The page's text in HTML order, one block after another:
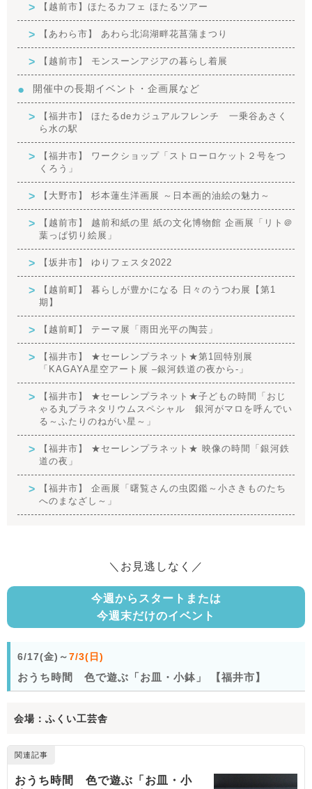
【越前市】ほたるカフェ ほたるツアー
【あわら市】 あわら北潟湖畔花菖蒲まつり
【越前市】 モンスーンアジアの暮らし着展
開催中の長期イベント・企画展など
【福井市】 ほたるdeカジュアルフレンチ 一乗谷あさく
ら水の駅
【福井市】 ワークショップ「ストローロケット２号をつ
くろう」
【大野市】 杉本蓮生洋画展 ～日本画的油絵の魅力～
【越前市】 越前和紙の里 紙の文化博物館 企画展「リト＠
葉っぱ切り絵展」
【坂井市】 ゆりフェスタ2022
【越前町】 暮らしが豊かになる 日々のうつわ展【第1
期】
【越前町】 テーマ展「雨田光平の陶芸」
【福井市】 ★セーレンプラネット★第1回特別展
「KAGAYA星空アート展 –銀河鉄道の夜から-」
【福井市】 ★セーレンプラネット★子どもの時間「おじ
ゃる丸プラネタリウムスペシャル 銀河がマロを呼んでい
る～ふたりのねがい星～」
【福井市】 ★セーレンプラネット★ 映像の時間「銀河鉄
道の夜」
【福井市】 企画展「曙覧さんの虫図鑑～小さきものたち
へのまなざし～」
＼お見逃しなく／
今週からスタートまたは
今週末だけのイベント
6/17(金)～7/3(日)
おうち時間 色で遊ぶ「お皿・小鉢」 【福井市】
会場：ふくい工芸舎